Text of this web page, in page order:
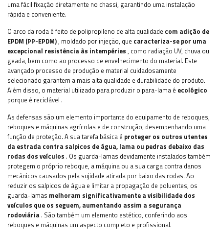
uma fácil fixação diretamente no chassi, garantindo uma instalação
rápida e conveniente.
O arco da roda é feito de polipropileno de alta qualidade com adição de
EPDM (PP-EPDM), moldado por injeção, que caracteriza-se por uma
excepcional resistência às intempéries , como radiação UV, chuva ou
geada, bem como ao processo de envelhecimento do material. Este
avançado processo de produção e material cuidadosamente
selecionado garantem a mais alta qualidade e durabilidade do produto.
Além disso, o material utilizado para produzir o para-lama é ecológico
porque é reciclável .
As defensas são um elemento importante do equipamento de reboques,
reboques e máquinas agrícolas e de construção, desempenhando uma
função de proteção. A sua tarefa básica é proteger os outros utentes
da estrada contra salpicos de água, lama ou pedras debaixo das
rodas dos veículos . Os guarda-lamas devidamente instalados também
protegem o próprio reboque, a máquina ou a sua carga contra danos
mecânicos causados ​​pela sujidade atirada por baixo das rodas. Ao
reduzir os salpicos de água e limitar a propagação de poluentes, os
guarda-lamas melhoram significativamente a visibilidade dos
veículos que os seguem, aumentando assim a segurança
rodoviária . São também um elemento estético, conferindo aos
reboques e máquinas um aspecto completo e profissional.